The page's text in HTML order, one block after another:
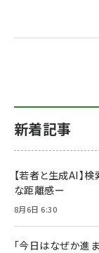
新着記事
【若者と生成AI】
な距離感ー
8月6日 6:30
「今日はなぜか進